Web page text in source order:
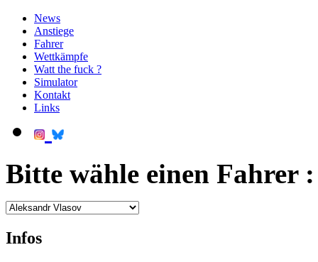
News
Anstiege
Fahrer
Wettkämpfe
Watt the fuck ?
Simulator
Kontakt
Links
Bitte wähle einen Fahrer :
Infos